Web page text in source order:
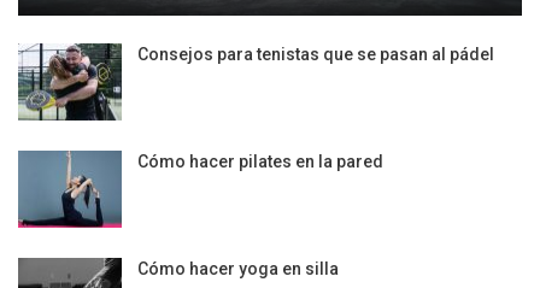
Consejos para tenistas que se pasan al pádel
Cómo hacer pilates en la pared
Cómo hacer yoga en silla